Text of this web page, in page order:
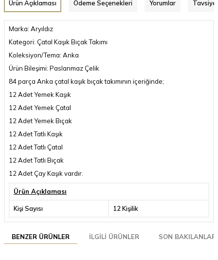
Ürün Açıklaması Ödeme Seçenekleri Yorumlar Tavsiye
Marka: Aryıldız
Kategori: Çatal Kaşık Bıçak Takımı
Koleksiyon/Tema: Anka
Ürün Bileşimi: Paslanmaz Çelik
84 parça Anka çatal kaşık bıçak takımının içeriğinde;
12 Adet Yemek Kaşık
12 Adet Yemek Çatal
12 Adet Yemek Bıçak
12 Adet Tatlı Kaşık
12 Adet Tatlı Çatal
12 Adet Tatlı Bıçak
12 Adet Çay Kaşık vardır.
Ürün Açıklaması
Kişi Sayısı 12 Kişilik
BENZER ÜRÜNLER İLGILI ÜRÜNLER SON BAKILANLAR